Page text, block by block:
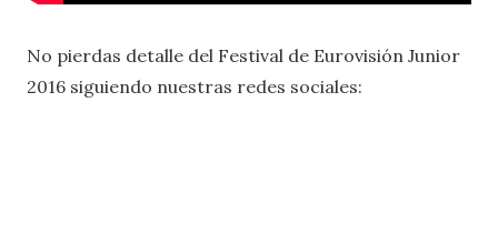
No pierdas detalle del Festival de Eurovisión Junior
2016 siguiendo nuestras redes sociales: